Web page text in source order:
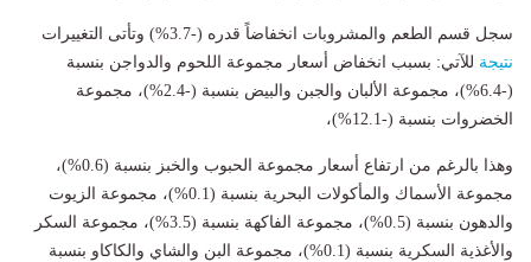
سجل قسم الطعم والمشروبات انخفاضاً قدره (-3.7%) وتأتى التغييرات
نتيجة للآتي: بسبب انخفاض أسعار مجموعة اللحوم والدواجن بنسبة
(-6.4%)، مجموعة الألبان والجبن والبيض بنسبة (-2.4%)، مجموعة
الخضروات بنسبة (-12.1%)،
وهذا بالرغم من ارتفاع أسعار مجموعة الحبوب والخبز بنسبة (0.6%)،
مجموعة الأسماك والمأكولات البحرية بنسبة (0.1%)، مجموعة الزيوت
والدهون بنسبة (0.5%)، مجموعة الفاكهة بنسبة (3.5%)، مجموعة السكر
والأغذية السكرية بنسبة (0.1%)، مجموعة البن والشاي والكاكاو بنسبة